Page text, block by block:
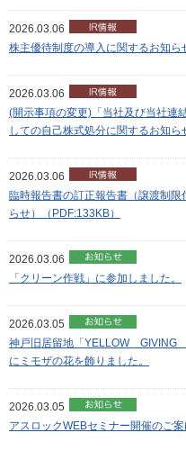
2026.03.06
株主優待制度の導入に関するお知ら
2026.03.06
(開示事項の変更)「当社及び当社連
しての自己株式処分に関するお知
2026.03.06
臨時報告書の訂正報告書（譲渡制
らせ）（PDF:133KB）
2026.03.06
「クリーン作戦」に参加しました。
2026.03.05
神戸旧居留地「YELLOW GIVING
にミモザの花を飾りました。
2026.03.05
アスロックWEBセミナー開催のご